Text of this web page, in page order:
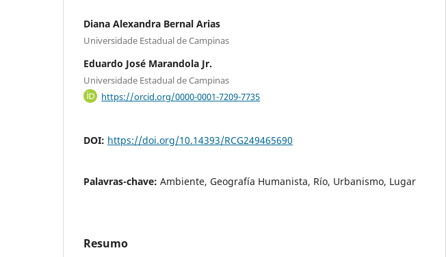
Diana Alexandra Bernal Arias
Universidade Estadual de Campinas
Eduardo José Marandola Jr.
Universidade Estadual de Campinas
https://orcid.org/0000-0001-7209-7735
DOI: https://doi.org/10.14393/RCG249465690
Palavras-chave: Ambiente, Geografía Humanista, Río, Urbanismo, Lugar
Resumo